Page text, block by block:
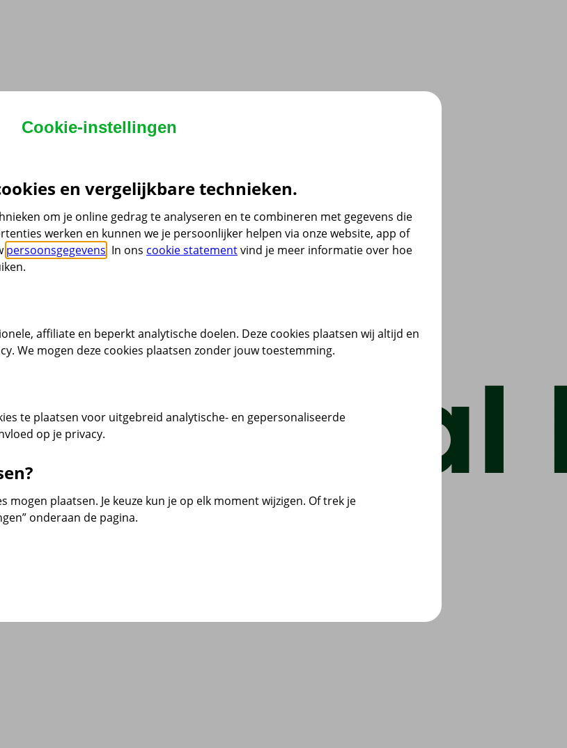
Cookie-instellingen
en vergelijkbare technieken.
om je online gedrag te analyseren en te combineren met gegevens die
werken en kunnen we je persoonlijker helpen via onze website, app of
persoonsgegevens . In ons cookie statementvind je meer informatie over hoe
affiliate en beperkt analytische doelen. Deze cookies plaatsen wij altijd en
We mogen deze cookies plaatsen zonder jouw toestemming.
te plaatsen voor uitgebreid analytische- en gepersonaliseerde
op je privacy.
mogen plaatsen. Je keuze kun je op elk moment wijzigen. Of trek je
onderaan de pagina.